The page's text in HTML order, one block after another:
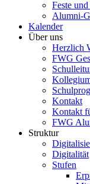
Feste
Alumni-
Kalender
Über uns
Herzlich
FWG
Kontakt
Kontakt
FWG
Struktur
Digitalität
Stufen